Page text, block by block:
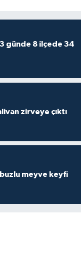
günde 8 ilçede 34
zirveye çıktı
buzlu meyve keyfi